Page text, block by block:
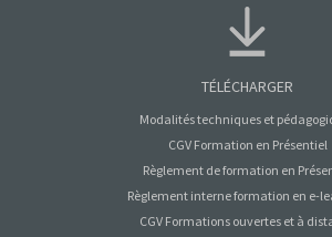
TÉLÉCHARGER
Modalités techniques et
CGV Formation en Présentiel
Règlement de formation en
Règlement interne formation en e-
CGV Formations ouvertes et à